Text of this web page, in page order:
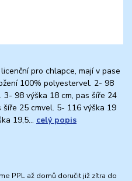
pro chlapce, mají v pase
100% polyestervel. 2- 98
3- 98 výška 18 cm, pas šíře 24
25 cmvel. 5- 116 výška 19
19,5... celý popis
PPL až domů doručit již zítra do